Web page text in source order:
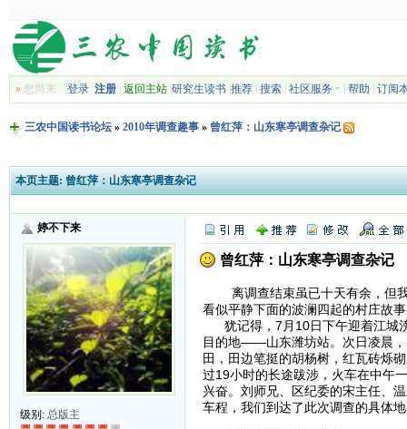
»您尚未 登录 注册| 返回主站| 研究生读书| 推荐| 搜索| 社区服务 帮助 订阅
三农中国读书论坛» 2010年调查趣事» 曾红萍：山东寒亭调查杂记
本页主题: 曾红萍：山东寒亭调查杂记
婷不下来
级别: 总版主
曾红萍：山东寒亭调查杂记
离调查结束虽已十天有余，但我
看似平静下面的波澜四起的村庄故
犹记得，7月10日下午迎着江城
目的地——山东潍坊站。次日凌晨，
田，田边笔挺的胡杨树，红瓦砖烁
过19小时的长途跋涉，火车在中午
兴奋。刘师兄、区纪委的宋主任、
车程，我们到达了此次调查的具体